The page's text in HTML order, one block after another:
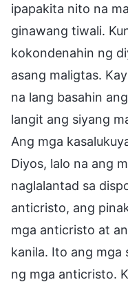
ipapakita nito na
ginawang tiwali.
kokondenahin ng
asang maligtas.
na lang basahin
langit ang siyang
Ang mga
Diyos, lalo na ang
naglalantad sa
anticristo, ang
mga anticristo at
kanila. Ito ang mga
ng mga anticristo.